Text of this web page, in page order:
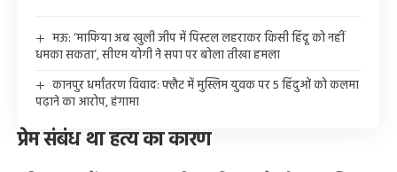
मऊ: ‘माफिया अब खुली जीप में पिस्टल लहराकर किसी हिंदू को नहीं
धमका सकता’, सीएम योगी ने सपा पर बोला तीखा हमला
कानपुर धर्मांतरण विवाद: फ्लैट में मुस्लिम युवक पर 5 हिंदुओं को कलमा
पढ़ाने का आरोप, हंगामा
प्रेम संबंध था हत्य का कारण